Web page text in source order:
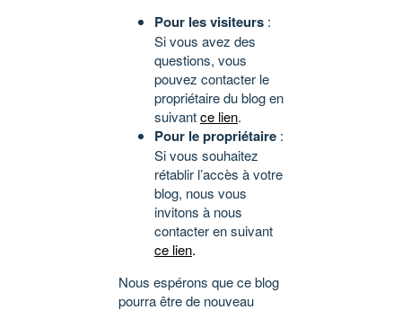
Pour les visiteurs :
Si vous avez des
questions, vous
pouvez contacter le
propriétaire du blog en
suivantce lien.
Pour le propriétaire :
Si vous souhaitez
rétablir l’accès à votre
blog, nous vous
invitons à nous
contacter en suivant
ce lien.
Nous espérons que ce blog
pourra être de nouveau